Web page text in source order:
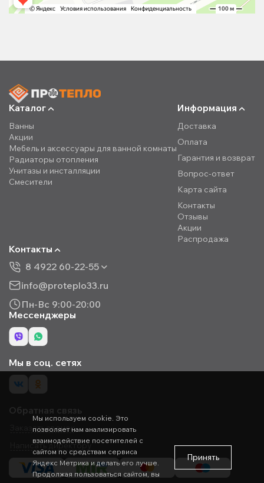
Каталог
Ванны
Акции
Мебель и аксессуары для ванной комнаты
Радиаторы отопления
Унитазы и инсталляции
Смесители
Информация
Доставка
Оплата
Гарантия и возврат
Вопрос-ответ
Карта сайта
Контакты
Отзывы
Акции
Распродажа
Контакты
8 4922 60-22-55
info@proteplo33.ru
Пн-Вс 9:00-20:00
Мессенджеры
Мы в соц. сетях
Обратная связь
Заказать звонок
Написать директору
Мы используем cookie. Это
позволяет нам анализировать
взаимодействие посетителей с
сайтом по средствам сервиса
Яндекс Метрика и делать его лучше.
Продолжая пользоваться сайтом, вы
Принять